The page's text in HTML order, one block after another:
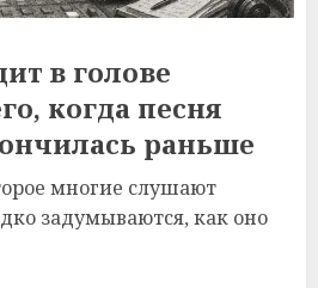
в голове
когда песня
раньше
многие слушают
задумываются, как оно